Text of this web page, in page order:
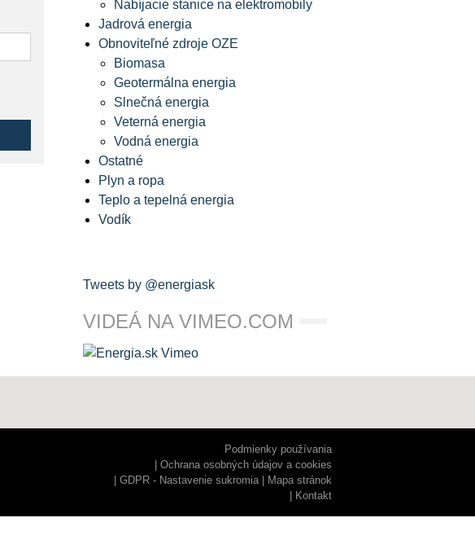
Nabíjacie stanice na elektromobily
Jadrová energia
Obnoviteľné zdroje OZE
Biomasa
Geotermálna energia
Slnečná energia
Veterná energia
Vodná energia
Ostatné
Plyn a ropa
Teplo a tepelná energia
Vodík
Tweets by @energiask
VIDEÁ NA VIMEO.COM
Podmienky používania
Ochrana osobných údajov a cookies
GDPR - Nastavenie sukromia
Mapa stránok
Kontakt